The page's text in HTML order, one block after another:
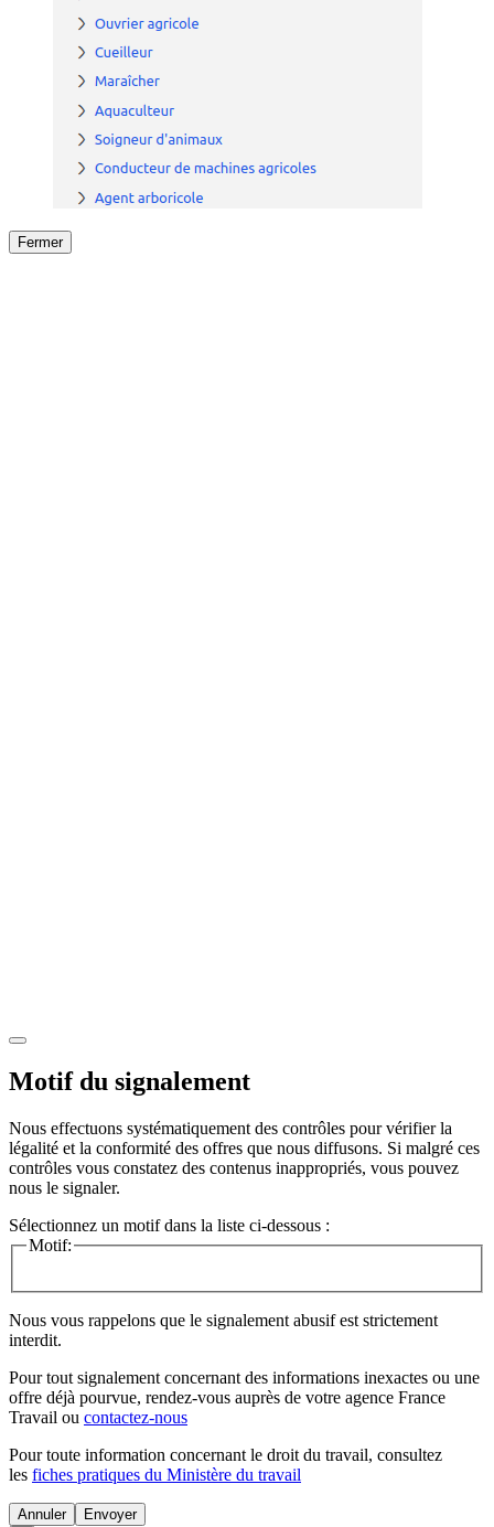
Fermer
Motif du signalement
Nous effectuons systématiquement des contrôles pour vérifier la
légalité et la conformité des offres que nous diffusons. Si malgré ces
contrôles vous constatez des contenus inappropriés, vous pouvez
nous le signaler.
Sélectionnez un motif dans la liste ci-dessous :
Motif:
Nous vous rappelons que le signalement abusif est strictement
interdit.
Pour tout signalement concernant des informations inexactes ou une
offre déjà pourvue, rendez-vous auprès de votre agence France
Travail ou contactez-nous
Pour toute information concernant le droit du travail, consultez
les fiches pratiques du Ministère du travail
Annuler